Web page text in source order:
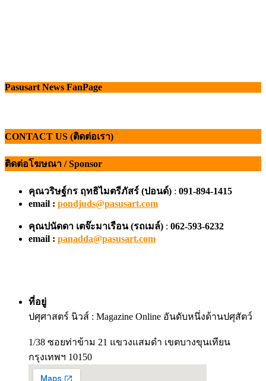
Pasusart News FanPage
CONTACT US (ติดต่อเรา)
ติดต่อโฆษณา / Sponsor
คุณวริษฐ์กร ฤทธิไมตรีภัสร์ (ปอนด์) : 091-894-1415
email : pondjuds@pasusart.com
คุณปนัดดา เตจ๊ะมาเรือน (รถเมล์) : 062-593-6232
email : panadda@pasusart.com
ที่อยู่
ปศุศาสตร์ นิวส์ : Magazine Online อันดับหนึ่งด้านปศุสัตว์
1/38 ซอยท่าข้าม 21 แขวงแสมดำ เขตบางขุนเทียน
กรุงเทพฯ 10150